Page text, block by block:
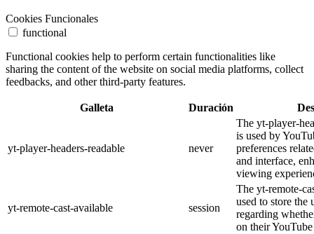
Cookies Funcionales
functional
Functional cookies help to perform certain functionalities like
sharing the content of the website on social media platforms, collect
feedbacks, and other third-party features.
Galleta Duración
yt-player-headers-readable never
The yt-player-
is used by
preferences
and interface,
viewing
yt-remote-cast-available session
The yt-remote-
used to store the
regarding
on their